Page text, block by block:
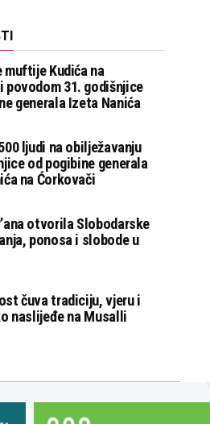
muftije Kudića na
povodom 31. godišnjice
generala Izeta Nanića
ljudi na obilježavanju
od pogibine generala
na Ćorkovači
otvorila Slobodarske
ponosa i slobode u
čuva tradiciju, vjeru i
naslijeđe na Musalli